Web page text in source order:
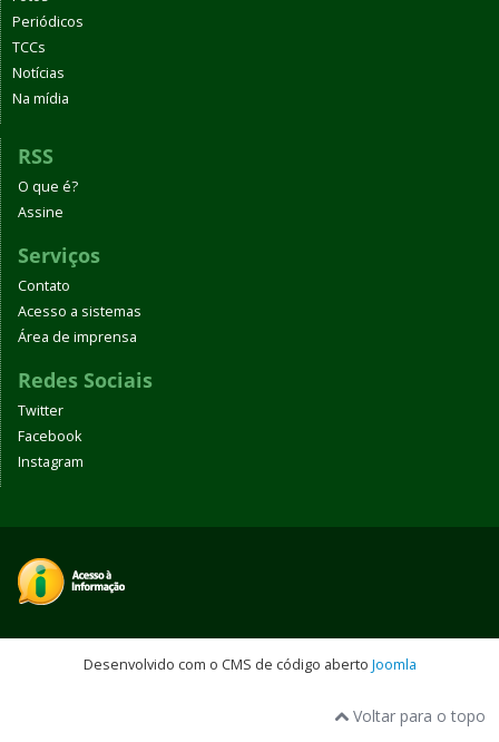
Periódicos
TCCs
Notícias
Na mídia
RSS
O que é?
Assine
Serviços
Contato
Acesso a sistemas
Área de imprensa
Redes Sociais
Twitter
Facebook
Instagram
Desenvolvido com o CMS de código aberto Joomla
Voltar para o topo